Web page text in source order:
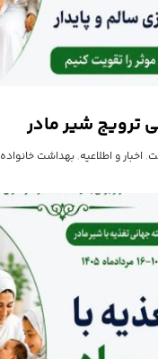
ترویج شیر مادر
, اخبار و اطلاعیه,بهداشت خانواده